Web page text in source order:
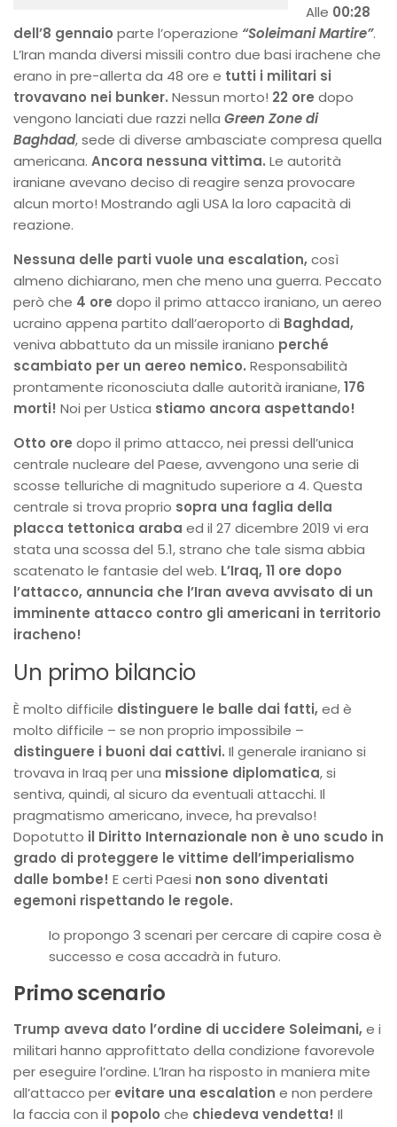
Alle 00:28
dell’8 gennaio parte l’operazione “Soleimani Martire”.
L’Iran manda diversi missili contro due basi irachene che
erano in pre-allerta da 48 ore e tutti i militari si
trovavano nei bunker. Nessun morto! 22 ore dopo
vengono lanciati due razzi nella Green Zone di
Baghdad, sede di diverse ambasciate compresa quella
americana. Ancora nessuna vittima. Le autorità
iraniane avevano deciso di reagire senza provocare
alcun morto! Mostrando agli USA la loro capacità di
reazione.
Nessuna delle parti vuole una escalation,così
almeno dichiarano, men che meno una guerra. Peccato
però che 4 ore dopo il primo attacco iraniano, un aereo
ucraino appena partito dall’aeroporto di Baghdad,
veniva abbattuto da un missile iraniano perché
scambiato per un aereo nemico. Responsabilità
prontamente riconosciuta dalle autorità iraniane,176
morti! Noi per Ustica stiamo ancora aspettando!
Otto ore dopo il primo attacco, nei pressi dell’unica
centrale nucleare del Paese, avvengono una serie di
scosse telluriche di magnitudo superiore a 4. Questa
centrale si trova proprio sopra una faglia della
placca tettonica araba ed il 27 dicembre 2019 vi era
stata una scossa del 5.1, strano che tale sisma abbia
scatenato le fantasie del web. L’Iraq,11 ore dopo
l’attacco, annuncia che l’Iran aveva avvisato di un
imminente attacco contro gli americani in territorio
iracheno!
Un primo bilancio
È molto difficile distinguere le balle dai fatti,ed è
molto difficile – se non proprio impossibile –
distinguere i buoni dai cattivi. Il generale iraniano si
trovava in Iraq per una missione diplomatica, si
sentiva, quindi, al sicuro da eventuali attacchi. Il
pragmatismo americano, invece, ha prevalso!
Dopotutto il Diritto Internazionale non è uno scudo in
grado di proteggere le vittime dell’imperialismo
dalle bombe! E certi Paesi non sono diventati
egemoni rispettando le regole.
Io propongo 3 scenari per cercare di capire cosa è
successo e cosa accadrà in futuro.
Primo scenario
Trump aveva dato l’ordine di uccidere Soleimani,e i
militari hanno approfittato della condizione favorevole
per eseguire l’ordine. L’Iran ha risposto in maniera mite
all’attacco per evitare una escalation e non perdere
la faccia con il popolo che chiedeva vendetta! Il